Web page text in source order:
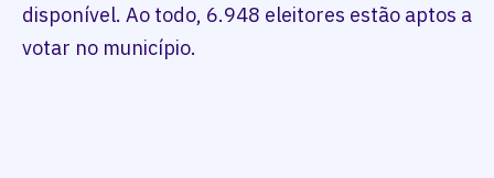
disponível. Ao todo, 6.948 eleitores estão aptos a
votar no município.